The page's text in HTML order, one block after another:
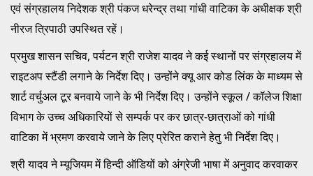
एवं संग्रहालय निदेशक श्री पंकज धरेन्द्र तथा गांधी वाटिका के अधीक्षक श्री
नीरज त्रिपाठी उपस्थित रहें।
प्रमुख शासन सचिव, पर्यटन श्री राजेश यादव ने कई स्थानों पर संग्रहालय में
राइटअप स्टैंडी लगाने के निर्देश दिए। उन्होंने क्यू आर कोड लिंक के माध्यम से
शार्ट वर्चुअल टूर बनवाये जाने के भी निर्देश दिए। उन्होंने स्कूल / कॉलेज शिक्षा
विभाग के उच्च अधिकारियों से सम्पर्क पर कर छात्र-छात्राओं को गांधी
वाटिका में भ्रमण करवाये जाने के लिए प्रेरित कराने हेतु भी निर्देश दिए।
श्री यादव ने म्यूजियम में हिन्दी ऑडियों को अंग्रेजी भाषा में अनुवाद करवाकर